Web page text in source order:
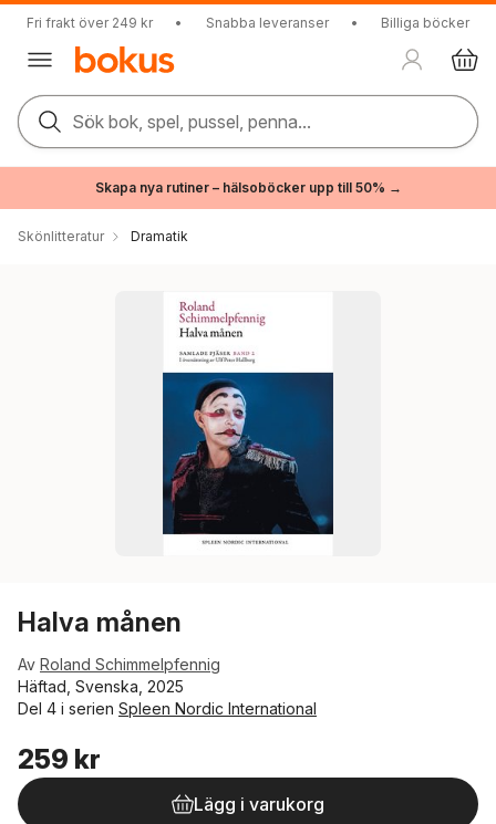
Fri frakt över 249 kr • Snabba leveranser • Billiga böcker
Sök bok, spel, pussel, penna...
Skapa nya rutiner – hälsoböcker upp till 50% →
Skönlitteratur Dramatik
Halva månen
Av Roland Schimmelpfennig
Häftad, Svenska, 2025
Del 4 i serien Spleen Nordic International
259 kr
Lägg i varukorg